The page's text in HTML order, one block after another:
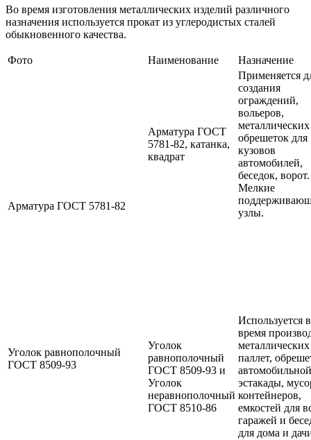
Во время изготовления металлических изделий различного
назначения используется прокат из углеродистых сталей
обыкновенного качества.
Фото Наименование Назначение
Арматура ГОСТ 5781-82
Арматура ГОСТ
5781-82, катанка,
квадрат
Применяется
создания
ограждений,
вольеров,
металлических
обрешеток для
кузовов
автомобилей,
беседок, ворот.
Мелкие
узлы.
Уголок равнополочный
ГОСТ 8509-93
Уголок
равнополочный
ГОСТ 8509-93 и
Уголок
неравнополочный
ГОСТ 8510-86
Используется
время
металлических
паллет,
автомобильной
эстакады,
контейнеров,
емкостей для
гаражей и
для дома и